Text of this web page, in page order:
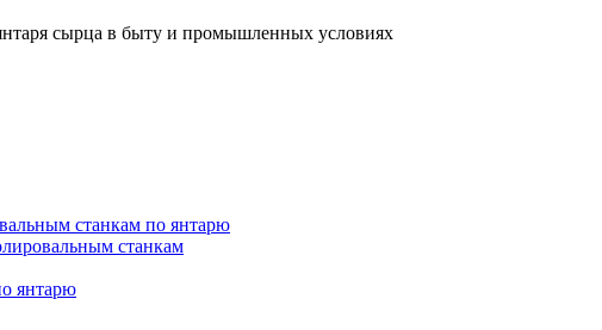
сырца в быту и промышленных условиях
станкам по янтарю
станкам
янтарю